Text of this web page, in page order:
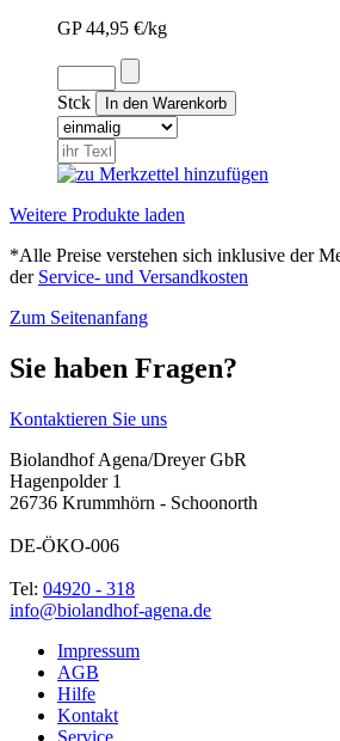
GP 44,95 €/kg
Stck
Weitere Produkte laden
*Alle Preise verstehen sich inklusive der
der Service- und Versandkosten
Zum Seitenanfang
Sie haben Fragen?
Kontaktieren Sie uns
Biolandhof Agena/Dreyer GbR
Hagenpolder 1
26736 Krummhörn - Schoonorth
DE-ÖKO-006
Tel: 04920 - 318
info@biolandhof-agena.de
Impressum
AGB
Hilfe
Kontakt